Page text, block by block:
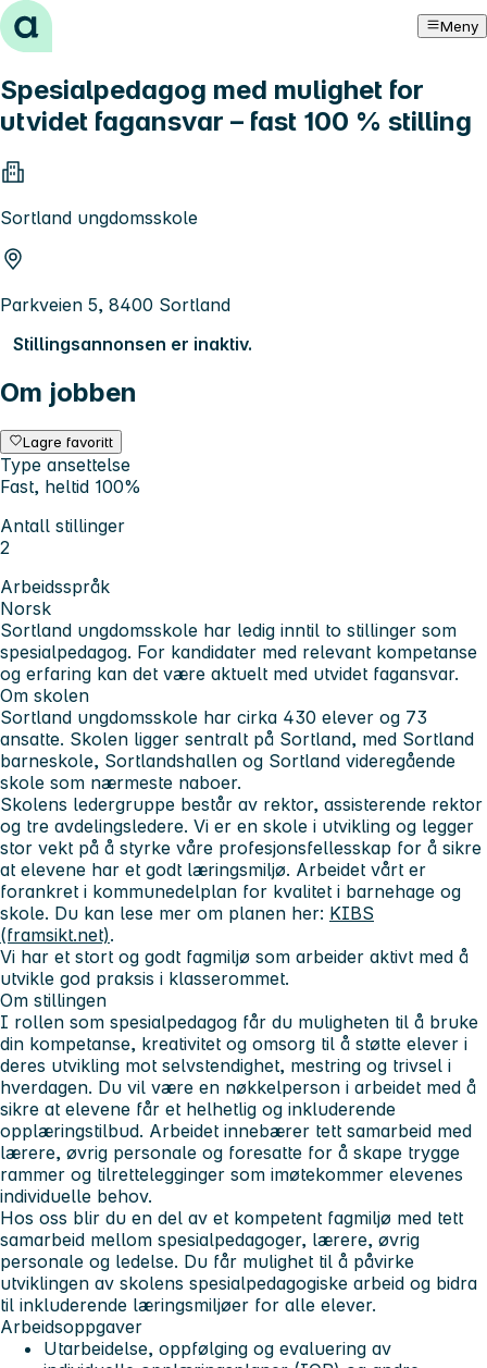
Hopp til innhold Meny
Spesialpedagog med mulighet for
utvidet fagansvar – fast 100 % stilling
Sortland ungdomsskole
Parkveien 5, 8400 Sortland
Stillingsannonsen er inaktiv.
Om jobben
Lagre favoritt
Type ansettelse
Fast, heltid 100%
Antall stillinger
2
Arbeidsspråk
Norsk
Sortland ungdomsskole har ledig inntil to stillinger som
spesialpedagog. For kandidater med relevant kompetanse
og erfaring kan det være aktuelt med utvidet fagansvar.
Om skolen
Sortland ungdomsskole har cirka 430 elever og 73
ansatte. Skolen ligger sentralt på Sortland, med Sortland
barneskole, Sortlandshallen og Sortland videregående
skole som nærmeste naboer.
Skolens ledergruppe består av rektor, assisterende rektor
og tre avdelingsledere. Vi er en skole i utvikling og legger
stor vekt på å styrke våre profesjonsfellesskap for å sikre
at elevene har et godt læringsmiljø. Arbeidet vårt er
forankret i kommunedelplan for kvalitet i barnehage og
skole. Du kan lese mer om planen her: KIBS
(framsikt.net).
Vi har et stort og godt fagmiljø som arbeider aktivt med å
utvikle god praksis i klasserommet.
Om stillingen
I rollen som spesialpedagog får du muligheten til å bruke
din kompetanse, kreativitet og omsorg til å støtte elever i
deres utvikling mot selvstendighet, mestring og trivsel i
hverdagen. Du vil være en nøkkelperson i arbeidet med å
sikre at elevene får et helhetlig og inkluderende
opplæringstilbud. Arbeidet innebærer tett samarbeid med
lærere, øvrig personale og foresatte for å skape trygge
rammer og tilrettelegginger som imøtekommer elevenes
individuelle behov.
Hos oss blir du en del av et kompetent fagmiljø med tett
samarbeid mellom spesialpedagoger, lærere, øvrig
personale og ledelse. Du får mulighet til å påvirke
utviklingen av skolens spesialpedagogiske arbeid og bidra
til inkluderende læringsmiljøer for alle elever.
Arbeidsoppgaver
Utarbeidelse, oppfølging og evaluering av